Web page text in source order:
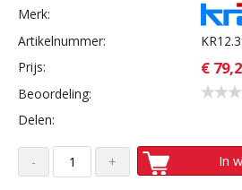
Merk:
Artikelnummer:
Prijs:
€
Beoordeling:
Delen:
In